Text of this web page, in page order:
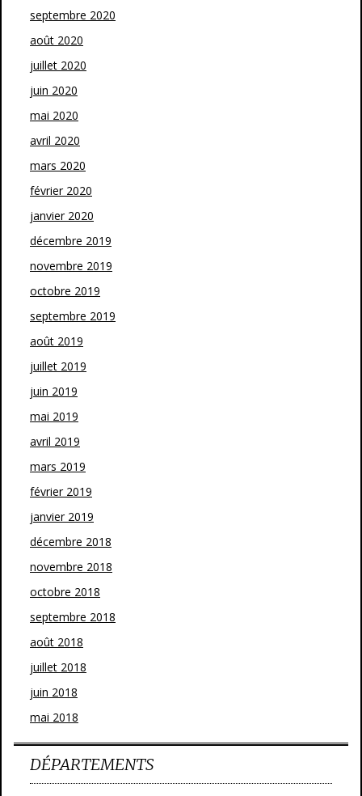
septembre 2020
août 2020
juillet 2020
juin 2020
mai 2020
avril 2020
mars 2020
février 2020
janvier 2020
décembre 2019
novembre 2019
octobre 2019
septembre 2019
août 2019
juillet 2019
juin 2019
mai 2019
avril 2019
mars 2019
février 2019
janvier 2019
décembre 2018
novembre 2018
octobre 2018
septembre 2018
août 2018
juillet 2018
juin 2018
mai 2018
DÉPARTEMENTS